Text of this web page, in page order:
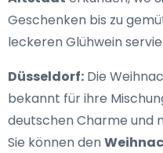
Geschenken bis zu
leckeren Glühwein
Düsseldorf: Die
bekannt für ihre
deutschen Charme und
Sie können den